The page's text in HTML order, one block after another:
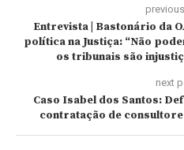
Entrevista | Bastonário da
política na Justiça: “Não
os tribunais são
next
Caso Isabel dos Santos:
contratação de